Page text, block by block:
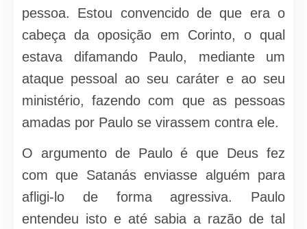
pessoa. Estou convencido de que era o
cabeça da oposição em Corinto, o qual
estava difamando Paulo, mediante um
ataque pessoal ao seu caráter e ao seu
ministério, fazendo com que as pessoas
amadas por Paulo se virassem contra ele.
O argumento de Paulo é que Deus fez
com que Satanás enviasse alguém para
afligi-lo de forma agressiva. Paulo
entendeu isto e até sabia a razão de tal